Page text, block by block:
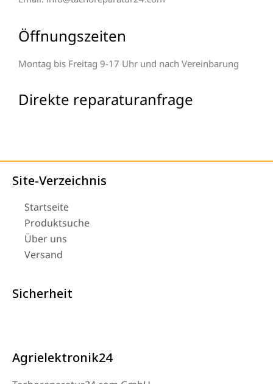
Öffnungszeiten
Montag bis Freitag 9-17 Uhr und nach Vereinbarung
Direkte reparaturanfrage
Site-Verzeichnis
Startseite
Produktsuche
Über uns
Versand
Sicherheit
Agrielektronik24